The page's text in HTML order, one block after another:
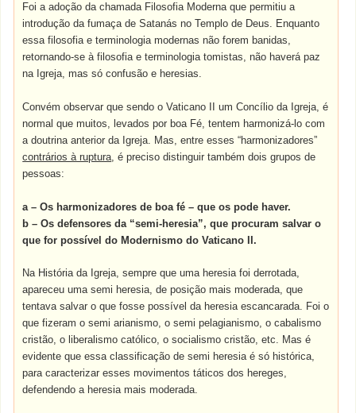
Foi a adoção da chamada Filosofia Moderna que permitiu a
introdução da fumaça de Satanás no Templo de Deus. Enquanto
essa filosofia e terminologia modernas não forem banidas,
retornando-se à filosofia e terminologia tomistas, não haverá paz
na Igreja, mas só confusão e heresias.
Convém observar que sendo o Vaticano II um Concílio da Igreja, é
normal que muitos, levados por boa Fé, tentem harmonizá-lo com
a doutrina anterior da Igreja. Mas, entre esses “harmonizadores”
contrários à ruptura, é preciso distinguir também dois grupos de
pessoas:
a – Os harmonizadores de boa fé – que os pode haver.
b – Os defensores da “semi-heresia”, que procuram salvar o
que for possível do Modernismo do Vaticano II.
Na História da Igreja, sempre que uma heresia foi derrotada,
apareceu uma semi heresia, de posição mais moderada, que
tentava salvar o que fosse possível da heresia escancarada. Foi o
que fizeram o semi arianismo, o semi pelagianismo, o cabalismo
cristão, o liberalismo católico, o socialismo cristão, etc. Mas é
evidente que essa classificação de semi heresia é só histórica,
para caracterizar esses movimentos táticos dos hereges,
defendendo a heresia mais moderada.